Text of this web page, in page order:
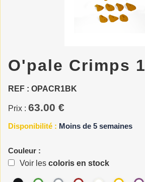
O'pale Crimps 1
REF : OPACR1BK
Prix : 63.00 €
Disponibilité : Moins de 5 semaines
Couleur :
Voir les coloris en stock